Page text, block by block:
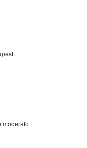
moderato